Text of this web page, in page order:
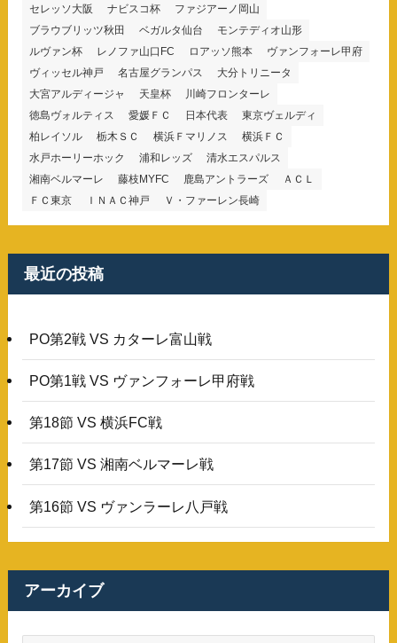
セレッソ大阪
ナビスコ杯
ファジアーノ岡山
ブラウブリッツ秋田
ベガルタ仙台
モンテディオ山形
ルヴァン杯
レノファ山口FC ロアッソ熊本
ヴァンフォーレ甲府
ヴィッセル神戸
名古屋グランパス
大分トリニータ
大宮アルディージャ
天皇杯
川崎フロンターレ
徳島ヴォルティス
愛媛ＦＣ 日本代表
東京ヴェルディ
柏レイソル
栃木ＳＣ 横浜Ｆマリノス
横浜ＦＣ
水戸ホーリーホック
浦和レッズ
清水エスパルス
湘南ベルマーレ
藤枝MYFC 鹿島アントラーズ
ＡＣＬ
ＦＣ東京
ＩＮＡＣ神戸 Ｖ・ファーレン長崎
最近の投稿
PO第2戦 VS カターレ富山戦
PO第1戦 VS ヴァンフォーレ甲府戦
第18節 VS 横浜FC戦
第17節 VS 湘南ベルマーレ戦
第16節 VS ヴァンラーレ八戸戦
アーカイブ